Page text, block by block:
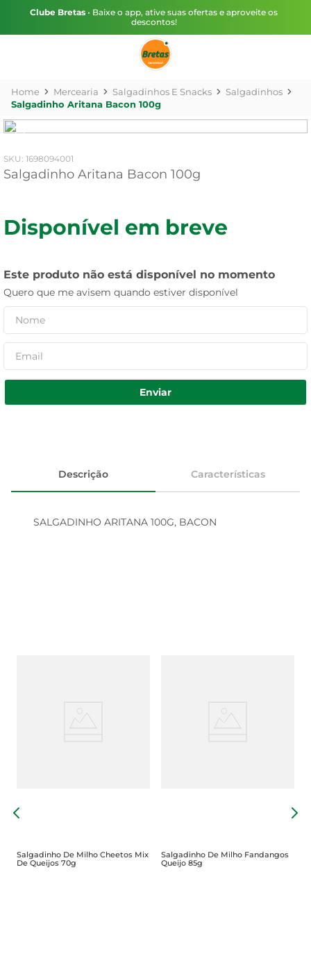
Clube Bretas • Baixe o app, ative suas ofertas e aproveite os
descontos!
Mercearia Salgadinhos E Snacks
Salgadinhos
Salgadinho Aritana Bacon 100g
: 1698094001
Salgadinho Aritana Bacon 100g
Disponível em breve
Este produto não está disponível no momento
Quero que me avisem quando estiver disponível
Enviar
Descrição Características
SALGADINHO ARITANA 100G, BACON
Salgadinho De Milho Cheetos Mix
De Queijos 70g
Salgadinho De Milho Fandangos
Queijo 85g